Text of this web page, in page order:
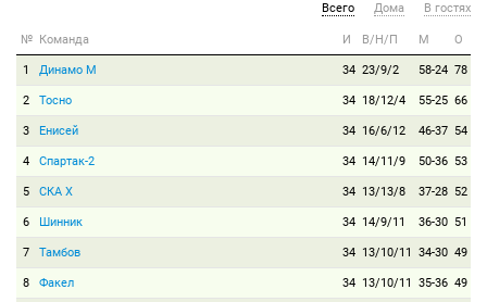
Всего Дома В гостях
№ Команда И В/Н/П М О
1 Динамо М 34 23/9/2 58-24 78
2 Тосно 34 18/12/4 55-25 66
3 Енисей 34 16/6/12 46-37 54
4 Спартак-2 34 14/11/9 50-36 53
5 СКА Х 34 13/13/8 37-28 52
6 Шинник 34 14/9/11 36-30 51
7 Тамбов 34 13/10/11 34-30 49
8 Факел 34 13/10/11 35-36 49